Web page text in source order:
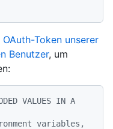
OAuth-Token unserer
Benutzer, um
VALUES IN A
variables,